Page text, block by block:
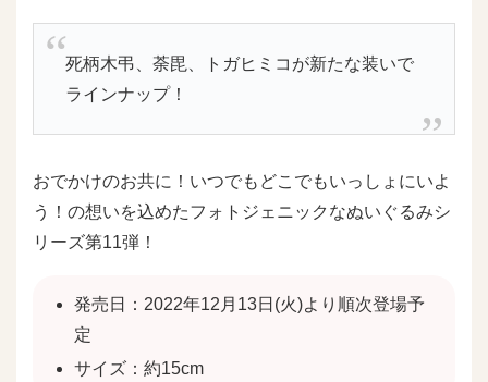
死柄木弔、荼毘、トガヒミコが新たな装いで
ラインナップ！
おでかけのお共に！いつでもどこでもいっしょにいよ
う！の想いを込めたフォトジェニックなぬいぐるみシ
リーズ第11弾！
発売日：2022年12月13日(火)より順次登場予
定
サイズ：約15cm